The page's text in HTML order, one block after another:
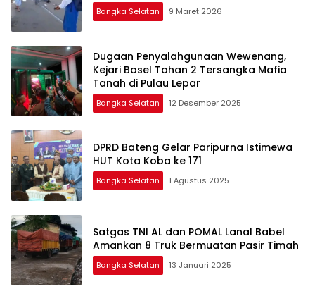
Bangka Selatan 9 Maret 2026
Dugaan Penyalahgunaan Wewenang,
Kejari Basel Tahan 2 Tersangka Mafia
Tanah di Pulau Lepar
Bangka Selatan 12 Desember 2025
DPRD Bateng Gelar Paripurna Istimewa
HUT Kota Koba ke 171
Bangka Selatan 1 Agustus 2025
Satgas TNI AL dan POMAL Lanal Babel
Amankan 8 Truk Bermuatan Pasir Timah
Bangka Selatan 13 Januari 2025